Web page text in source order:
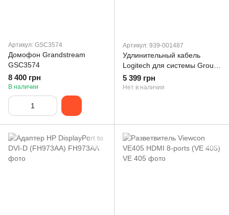
Артикул: GSC3574
Домофон Grandstream
GSC3574
8 400 грн
В наличии
Артикул: 939-001487
Удлинительный кабель
Logitech для системы Group
10m (939-001487)
5 399 грн
Нет в наличии